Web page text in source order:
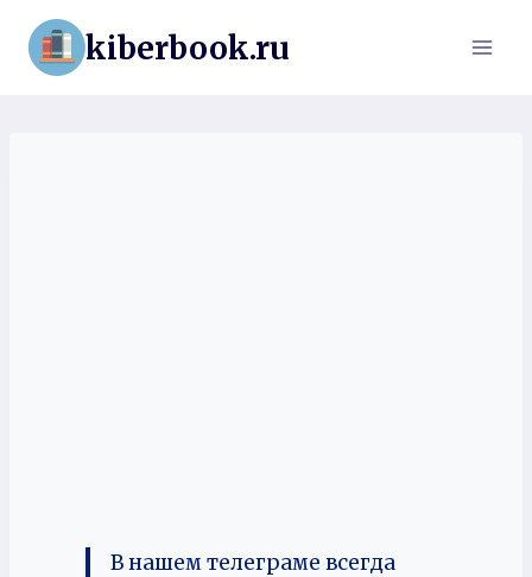
Перейти
содержимому
kiberbook.ru
В нашем телеграме всегда